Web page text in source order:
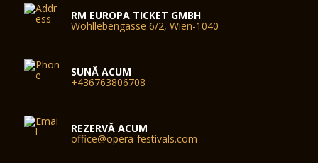
RM EUROPA TICKET GMBH
Wohllebengasse 6/2, Wien-1040
SUNĂ ACUM
+436763806708
REZERVĂ ACUM
office@opera-festivals.com